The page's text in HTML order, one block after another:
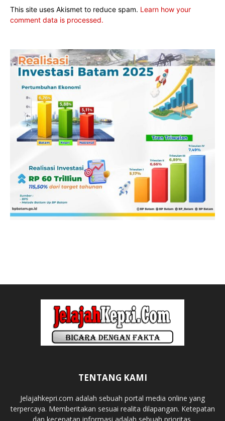
This site uses Akismet to reduce spam. Learn how your
comment data is processed.
TENTANG KAMI
Jelajahkepri.com adalah sebuah portal media online yang
terpercaya. Memberitakan sesuai realita dilapangan. Ketepatan